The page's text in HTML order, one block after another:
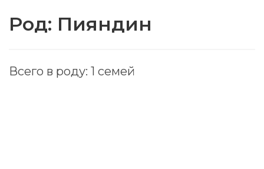
Род: Пияндин
Всего в роду: 1 семей